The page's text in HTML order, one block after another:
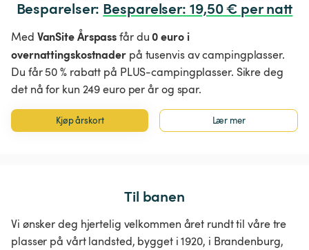
Besparelser: Besparelser: 19,50 € per natt
Med VanSite Årspassfår du0 euro i
overnattingskostnaderpå tusenvis av campingplasser.
Du får 50 % rabatt på PLUS-campingplasser. Sikre deg
det nå for kun 249 euro per år og spar.
Kjøp årskort Lær mer
Til banen
Vi ønsker deg hjertelig velkommen året rundt til våre tre
plasser på vårt landsted, bygget i 1920, i Brandenburg,